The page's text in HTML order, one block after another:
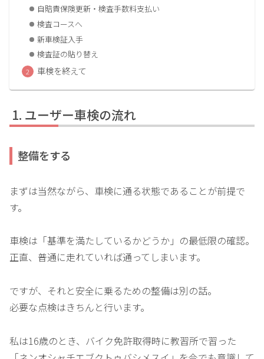
自賠責保険更新・検査手数料支払い
検査コースへ
新車検証入手
検査証の貼り替え
車検を終えて
ユーザー車検の流れ
整備をする
まずは当然ながら、車検に通る状態であることが前提で
す。
車検は「基準を満たしているかどうか」の最低限の確認。
正直、普通に走れていれば通ってしまいます。
ですが、それと安全に乗るための整備は別の話。
必要な点検はきちんと行います。
私は16歳のとき、バイク免許取得時に教習所で習った